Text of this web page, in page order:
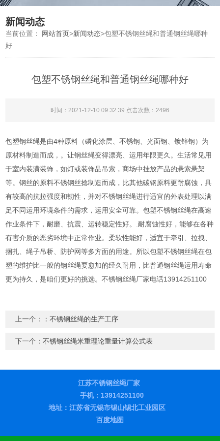
新闻动态
当前位置： 网站首页>新闻动态>包塑不锈钢丝绳和普通钢丝绳哪种
好
包塑不锈钢丝绳和普通钢丝绳哪种好
时间：2021-12-10 09:32:39 点击次数：2496
包塑钢丝绳是由4种原料（磷化涂层、不锈钢、光面钢、镀锌钢）为
原材料制造而成，。让钢丝绳变得漂亮、运用年限更久。生活常见用
于室内装潢装饰，如灯或装饰品吊索，商场中挂放产品的悬索悬架
等。钢丝的原料不锈钢丝捻制造而成，比其他碳钢原料更耐腐蚀，具
有较高的抗拉强度和韧性，并对不锈钢丝绳进行适宜的外表处理以满
足不同运用环境条件的需求，运用安全可靠。包塑不锈钢丝绳在高速
作业条件下，耐磨、抗震、运转稳定性好。.耐腐蚀性好，能够在各种
有害介质的恶劣环境中正常作业。柔软性能好，适宜于牵引、拉拽、
捆扎、绳子吊桥、防护网等多方面的用途。所以包塑不锈钢丝绳在包
塑的维护比一般的钢丝绳要愈加的经久耐用，比普通钢丝绳运用寿命
更为持久，是咱们更好的挑选。不锈钢丝绳厂家电话13914251100
上一个：：不锈钢丝绳的生产工序
下一个：不锈钢丝绳米重理论重量计算公式表
江苏不锈钢丝绳厂家
手机：13914251100
地址：江苏省无锡市锡山锡北工业园区
百度地图